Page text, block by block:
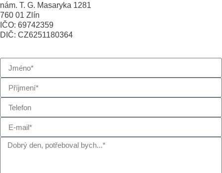
nám. T. G. Masaryka 1281
760 01 Zlín
IČO: 69742359
DIČ: CZ6251180364